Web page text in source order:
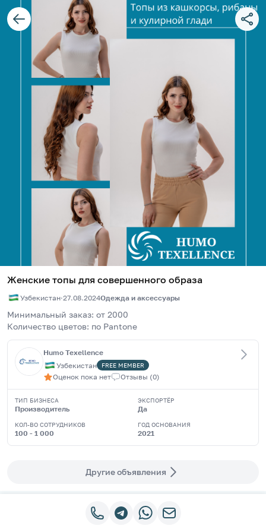
Женские топы для совершенного образа
Узбекистан·27.08.2024Одежда и аксессуары
Минимальный заказ: от 2000
Количество цветов: по Pantone
Humo Texellence
Узбекистан
FREE MEMBER
Оценок пока нет Отзывы (0)
ТИП БИЗНЕСА
Производитель
ЭКСПОРТЁР
Да
КОЛ-ВО СОТРУДНИКОВ
100 - 1 000
ГОД ОСНОВАНИЯ
2021
Другие объявления